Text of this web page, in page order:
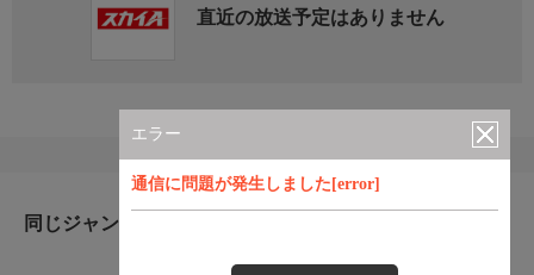
エラー
通信に問題が発生しました[error]
直近の放送予定はありません
同じジャンルのおすすめ番組